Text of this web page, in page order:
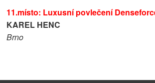
11.místo: Luxusní povlečení
KAREL HENC
Brno